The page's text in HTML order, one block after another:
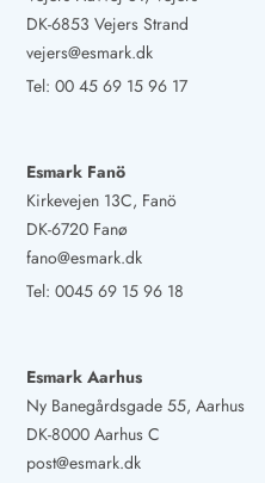
DK-6853 Vejers Strand
vejers@esmark.dk
Tel: 00 45 69 15 96 17
Esmark Fanö
Kirkevejen 13C, Fanö
DK-6720 Fanø
fano@esmark.dk
Tel: 0045 69 15 96 18
Esmark Aarhus
Ny Banegårdsgade 55, Aarhus
DK-8000 Aarhus C
post@esmark.dk